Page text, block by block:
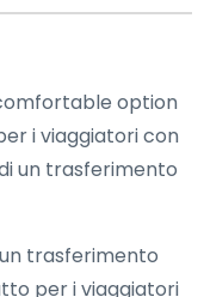
option
i viaggiatori con
un trasferimento
trasferimento
per i viaggiatori